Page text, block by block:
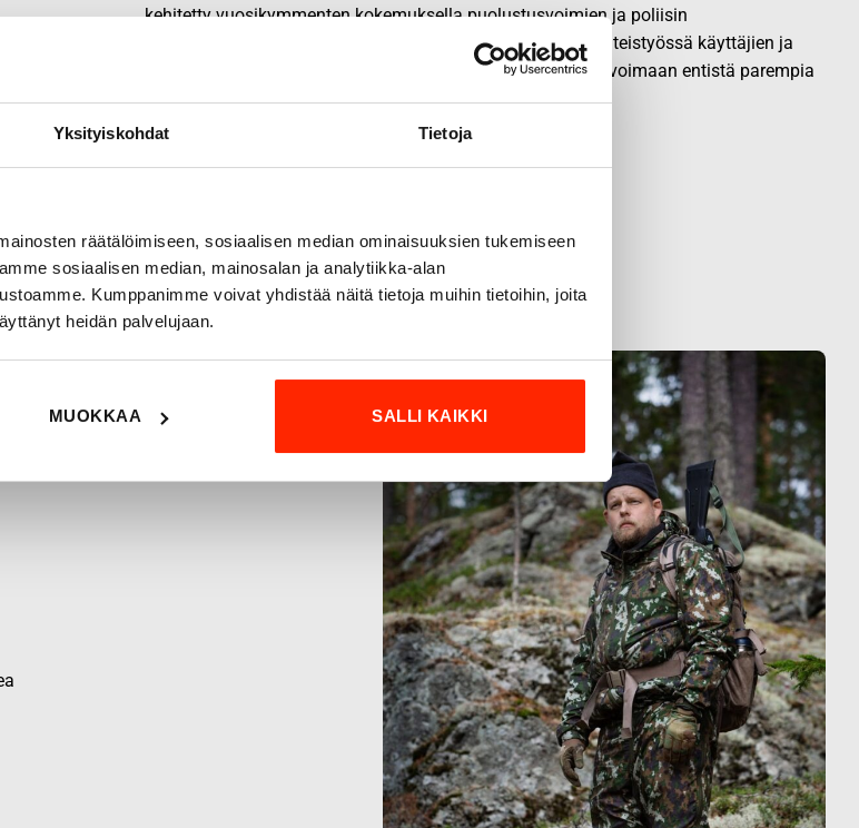
Yksityiskohdat Tietoja
räätälöimiseen, sosiaalisen median ominaisuuksien tukemiseen
sosiaalisen median, mainosalan ja analytiikka-alan
Kumppanimme voivat yhdistää näitä tietoja muihin tietoihin, joita
heidän palvelujaan.
MUOKKAA SALLI KAIKKI
kehitetty vuosikymmenten kokemuksella puolustusvoimien ja poliisin
:n tuotteet on suunniteltu yhteistyössä käyttäjien ja
erikoisammattilaisten kanssa, joiden kokemus inspiroi innovoimaan entistä parempia
ratkaisuja.